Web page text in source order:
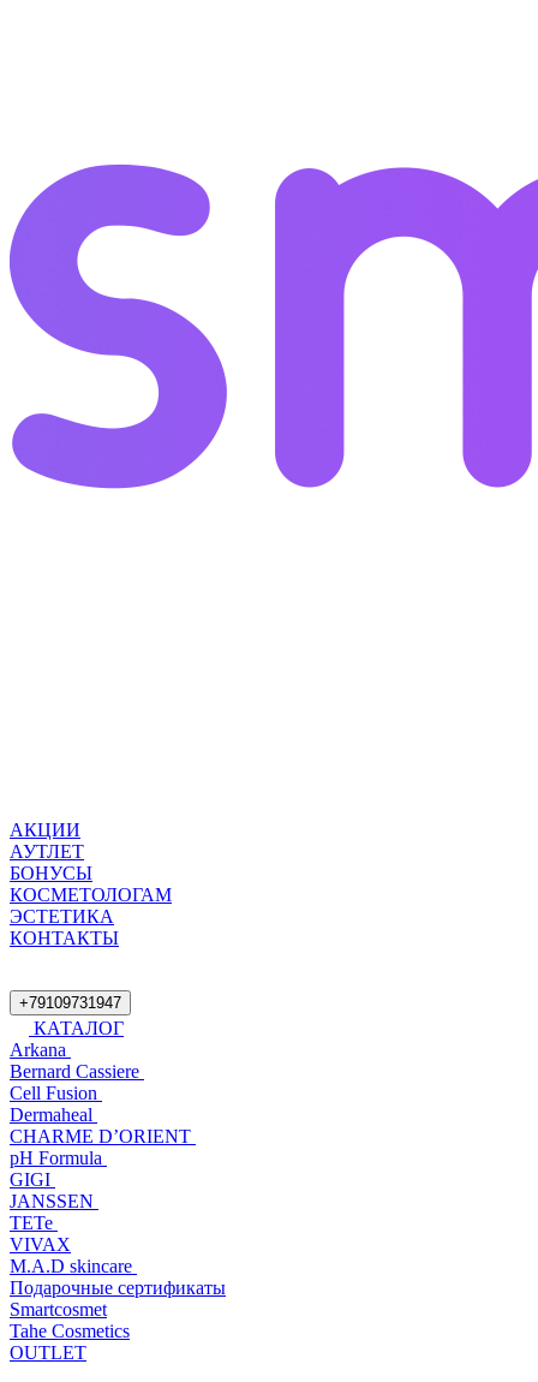
АКЦИИ
АУТЛЕТ
БОНУСЫ
КОСМЕТОЛОГАМ
ЭСТЕТИКА
КОНТАКТЫ
+79109731947
КАТАЛОГ
Arkana
Bernard Cassiere
Cell Fusion
Dermaheal
CHARME D’ORIENT
pH Formula
GIGI
JANSSEN
TETe
VIVAX
M.A.D skincare
Подарочные сертификаты
Smartcosmet
Tahe Cosmetics
OUTLET